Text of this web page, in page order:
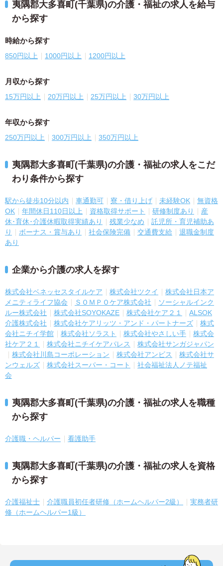
夷隅郡大多喜町(千葉県)の介護・福祉の求人を給与
から探す
時給から探す
850円以上 1000円以上 1200円以上
月収から探す
15万円以上 20万円以上 25万円以上 30万円以上
年収から探す
250万円以上 300万円以上 350万円以上
夷隅郡大多喜町(千葉県)の介護・福祉の求人をこだ
わり条件から探す
駅から徒歩10分以内 車通勤可 寮・借り上げ 未経験OK
無資格
OK
年間休日110日以上 資格取得サポート 研修制度あり
産
休･育休･介護休暇取得実績あり
残業少なめ
託児所・育児補助あ
り
ボーナス・賞与あり 社会保険完備 交通費支給
退職金制度
あり
企業から介護の求人を探す
株式会社ベネッセスタイルケア 株式会社ツクイ
株式会社日本ア
メニティライフ協会
ＳＯＭＰＯケア株式会社
ソーシャルインク
ルー株式会社
株式会社SOYOKAZE 株式会社ケア２１
ALSOK
介護株式会社
株式会社ケアリッツ・アンド・パートナーズ
株式
会社ニチイ学館
株式会社ソラスト 株式会社やさしい手
株式会
社ケア２１
株式会社ニチイケアパレス
株式会社サンガジャパン
株式会社川島コーポレーション
株式会社アンビス
株式会社サ
ンウェルズ
株式会社スーパー・コート
社会福祉法人ノテ福祉
会
夷隅郡大多喜町(千葉県)の介護・福祉の求人を職種
から探す
介護職・ヘルパー 看護助手
夷隅郡大多喜町(千葉県)の介護・福祉の求人を資格
から探す
介護福祉士 介護職員初任者研修（ホームヘルパー2級）
実務者研
修（ホームヘルパー1級）